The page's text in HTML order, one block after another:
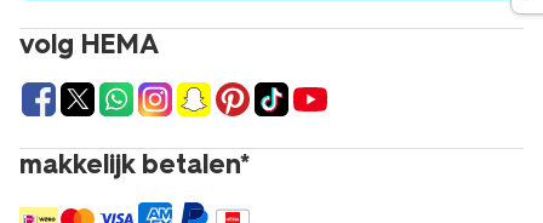
volg HEMA
makkelijk betalen*